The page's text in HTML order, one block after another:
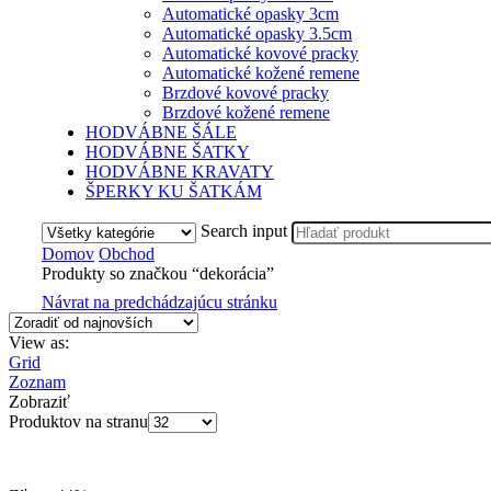
Automatické opasky 3cm
Automatické opasky 3.5cm
Automatické kovové pracky
Automatické kožené remene
Brzdové kovové pracky
Brzdové kožené remene
HODVÁBNE ŠÁLE
HODVÁBNE ŠATKY
HODVÁBNE KRAVATY
ŠPERKY KU ŠATKÁM
Search input
Domov Obchod
Produkty so značkou “dekorácia”
Návrat na predchádzajúcu stránku
View as:
Grid
Zoznam
Zobraziť
Produktov na stranu